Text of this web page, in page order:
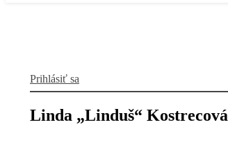
Prihlásiť sa
Linda „Linduš“ Kostrecová